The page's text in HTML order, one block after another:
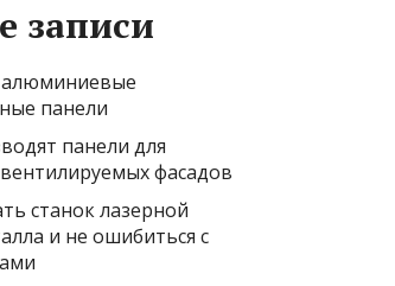
записи
алюминиевые
панели
панели для
фасадов
станок лазерной
и не ошибиться с